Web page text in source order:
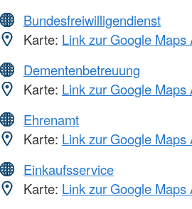
Bundesfreiwilligendienst
Karte: Link zur Google Maps
Dementenbetreuung
Karte: Link zur Google Maps
Ehrenamt
Karte: Link zur Google Maps
Einkaufsservice
Karte: Link zur Google Maps